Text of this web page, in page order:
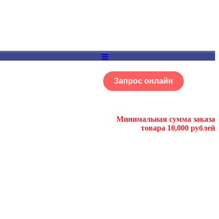
Запрос онлайн
Минимальная сумма заказа
товара 10,000 рублей